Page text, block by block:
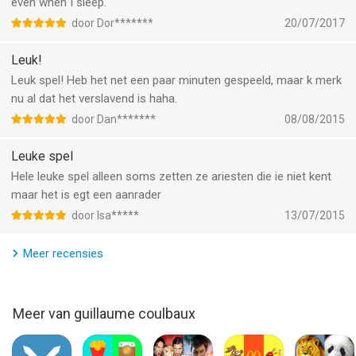
door Dor******* 20/07/2017
Leuk!
Leuk spel! Heb het net een paar minuten gespeeld, maar k merk
nu al dat het verslavend is haha.
door Dan******* 08/08/2015
Leuke spel
Hele leuke spel alleen soms zetten ze ariesten die ie niet kent
maar het is egt een aanrader
door Isa***** 13/07/2015
Meer recensies
Meer van guillaume coulbaux